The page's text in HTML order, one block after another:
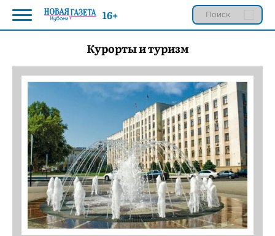
Курорты и туризм
16+